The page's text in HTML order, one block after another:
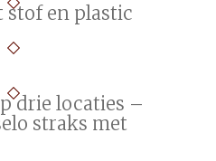
stof en plastic
drie locaties –
straks met